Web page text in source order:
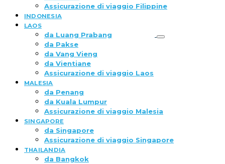
Assicurazione di viaggio Filippine
INDONESIA
LAOS
da Luang Prabang
da Pakse
da Vang Vieng
da Vientiane
Assicurazione di viaggio Laos
MALESIA
da Penang
da Kuala Lumpur
Assicurazione di viaggio Malesia
SINGAPORE
da Singapore
Assicurazione di viaggio Singapore
THAILANDIA
da Bangkok